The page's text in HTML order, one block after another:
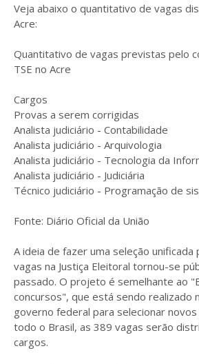
Veja abaixo o quantitativo de vagas
Acre:
Quantitativo de vagas previstas pelo
TSE no Acre
Cargos
Provas a serem corrigidas
Analista judiciário -
Analista judiciário -
Analista judiciário - Tecnologia
Analista judiciário -
Técnico judiciário - Programação de
Fonte: Diário Oficial da União
A ideia de fazer uma seleção unificada
vagas na Justiça Eleitoral tornou-se
passado. O projeto é semelhante ao
concursos", que está sendo realizado
governo federal para selecionar
todo o Brasil, as 389 vagas serão
cargos.